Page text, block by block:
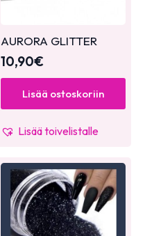
AURORA GLITTER
10,90€
Lisää ostoskoriin
Lisää toivelistalle